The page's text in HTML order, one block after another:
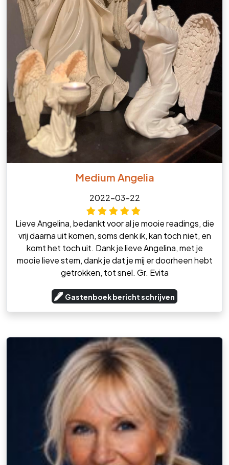
Medium Angelia
2022-03-22
Lieve Angelina, bedankt voor al je mooie readings, die
vrij daarna uit komen, soms denk ik, kan toch niet, en
komt het toch uit. Dank je lieve Angelina, met je
mooie lieve stem, dank je dat je mij er doorheen hebt
getrokken, tot snel. Gr. Evita
Gastenboek bericht schrijven